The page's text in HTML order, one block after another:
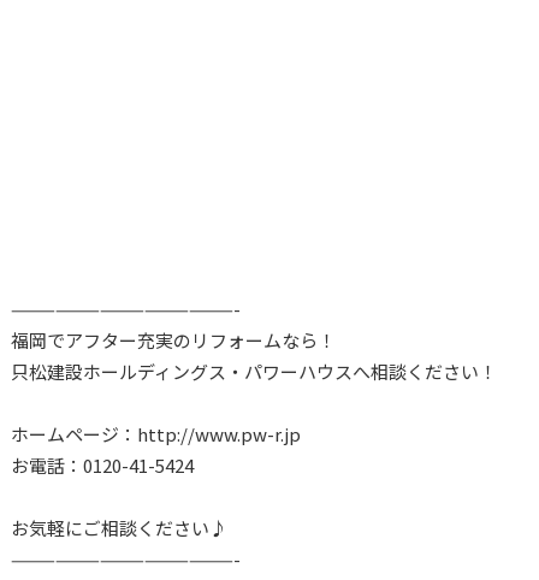
———————————————-
福岡でアフター充実のリフォームなら！
只松建設ホールディングス・パワーハウスへ相談ください！
ホームページ：http://www.pw-r.jp
お電話：0120-41-5424
お気軽にご相談ください♪
———————————————-